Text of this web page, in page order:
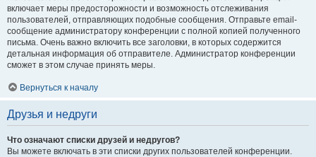
включает меры предосторожности и возможность отслеживания
пользователей, отправляющих подобные сообщения. Отправьте email-
сообщение администратору конференции с полной копией полученного
письма. Очень важно включить все заголовки, в которых содержится
детальная информация об отправителе. Администратор конференции
сможет в этом случае принять меры.
Вернуться к началу
Друзья и недруги
Что означают списки друзей и недругов?
Вы можете включать в эти списки других пользователей конференции.